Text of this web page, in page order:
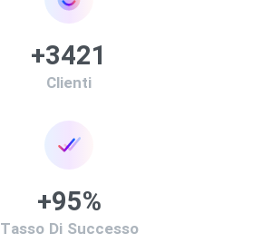
+3480
Clienti
+97%
Tasso Di Successo